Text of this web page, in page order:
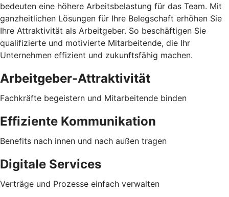
bedeuten eine höhere Arbeitsbelastung für das Team. Mit
ganzheitlichen Lösungen für Ihre Belegschaft erhöhen Sie
Ihre Attraktivität als Arbeitgeber. So beschäftigen Sie
qualifizierte und motivierte Mitarbeitende, die Ihr
Unternehmen effizient und zukunftsfähig machen.
Arbeitgeber-Attraktivität
Fachkräfte begeistern und Mitarbeitende binden
Effiziente Kommunikation
Benefits nach innen und nach außen tragen
Digitale Services
Verträge und Prozesse einfach verwalten